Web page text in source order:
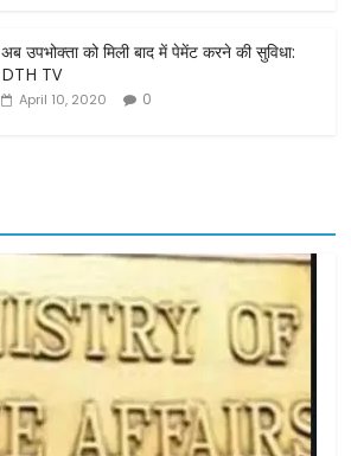
अब उपभोक्ता को मिली बाद में पेमेंट करने की सुविधा:
DTH TV
April 10, 2020 0